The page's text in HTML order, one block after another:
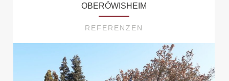
OBERÖWISHEIM
REFERENZEN